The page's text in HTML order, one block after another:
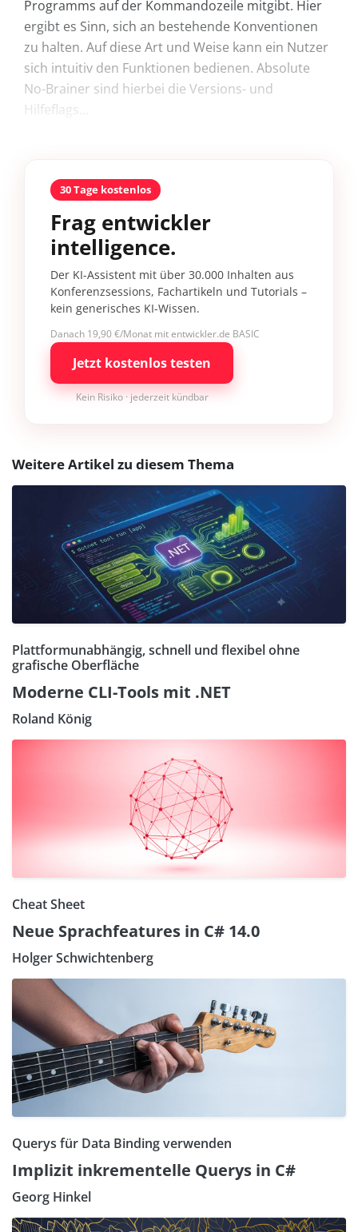
Programms auf der Kommandozeile mitgibt. Hier
ergibt es Sinn, sich an bestehende Konventionen
zu halten. Auf diese Art und Weise kann ein Nutzer
sich intuitiv den Funktionen bedienen. Absolute
No-Brainer sind hierbei die Versions- und
Hilfeflags...
30 Tage kostenlos
Frag entwickler
intelligence.
Der KI-Assistent mit über 30.000 Inhalten aus
Konferenzsessions, Fachartikeln und Tutorials –
kein generisches KI-Wissen.
Danach 19,90 €/Monat mit entwickler.de BASIC
Jetzt kostenlos testen
Kein Risiko · jederzeit kündbar
Weitere Artikel zu diesem Thema
Plattformunabhängig, schnell und flexibel ohne
grafische Oberfläche
Moderne CLI-Tools mit .NET
Roland König
Cheat Sheet
Neue Sprachfeatures in C# 14.0
Holger Schwichtenberg
Querys für Data Binding verwenden
Implizit inkrementelle Querys in C#
Georg Hinkel